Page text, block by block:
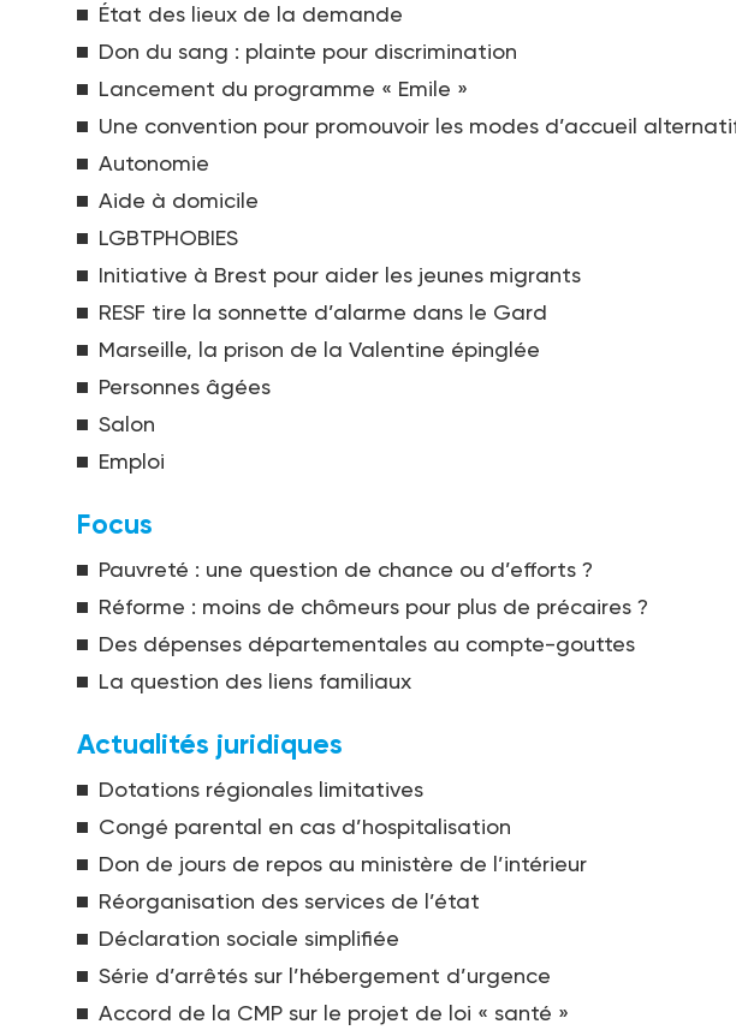
État des lieux de la demande
Don du sang : plainte pour discrimination
Lancement du programme « Emile »
Une convention pour promouvoir les modes d’accueil
Autonomie
Aide à domicile
LGBTPHOBIES
Initiative à Brest pour aider les jeunes migrants
RESF tire la sonnette d’alarme dans le Gard
Marseille, la prison de la Valentine épinglée
Personnes âgées
Salon
Emploi
Focus
Pauvreté : une question de chance ou d’efforts ?
Réforme : moins de chômeurs pour plus de précaires ?
Des dépenses départementales au compte-gouttes
La question des liens familiaux
Actualités juridiques
Dotations régionales limitatives
Congé parental en cas d’hospitalisation
Don de jours de repos au ministère de l’intérieur
Réorganisation des services de l’état
Déclaration sociale simplifiée
Série d’arrêtés sur l’hébergement d’urgence
Accord de la CMP sur le projet de loi « santé »